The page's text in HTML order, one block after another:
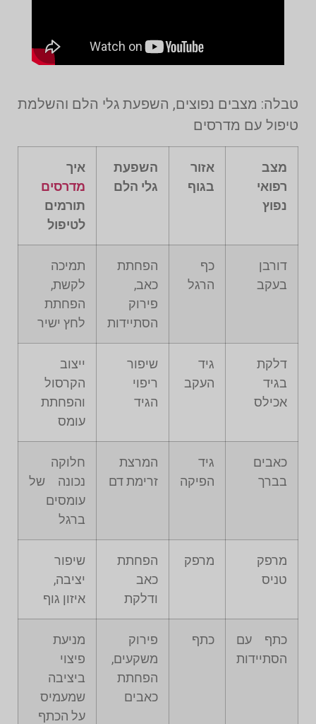
טבלה: מצבים נפוצים, השפעת גלי הלם והשלמת
טיפול עם מדרסים
מצב
רפואי
נפוץ
אזור
בגוף
השפעת
גלי הלם
איך
מדרסים
תורמים
לטיפול
דורבן
בעקב
כף
הרגל
הפחתת
כאב,
פירוק
הסתיידות
תמיכה
לקשת,
הפחתת
לחץ ישיר
דלקת
בגיד
אכילס
גיד
העקב
שיפור
ריפוי
הגיד
ייצוב
הקרסול
והפחתת
עומס
כאבים
בברך
גיד
הפיקה
המרצת
זרימת דם
חלוקה
נכונה של
עומסים
ברגל
מרפק
טניס
מרפק
הפחתת
כאב
ודלקת
שיפור
יציבה,
איזון גוף
כתף עם
הסתיידות
כתף
פירוק
משקעים,
הפחתת
כאבים
מניעת
פיצוי
ביציבה
שמעמיס
על הכתף